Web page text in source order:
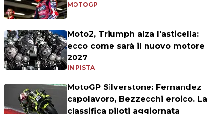
MOTOGP
Moto2, Triumph alza l'asticella:
ecco come sarà il nuovo motore
2027
IN PISTA
MotoGP Silverstone: Fernandez
capolavoro, Bezzecchi eroico. La
classifica piloti aggiornata